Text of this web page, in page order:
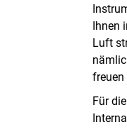
Ihnen
Luft
freuen
Für